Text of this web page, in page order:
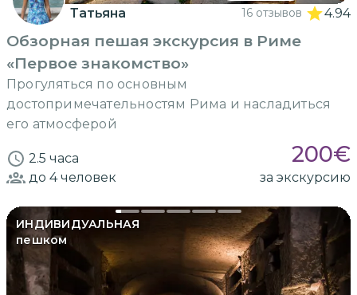
Татьяна 16 отзывов 4.94
Обзорная пешая экскурсия в Риме
«Первое знакомство»
Прогуляться по основным
достопримечательностям Рима и насладиться
его атмосферой
2.5 часа 200€
до 4человек за экскурсию
ИНДИВИДУАЛЬНАЯ
пешком